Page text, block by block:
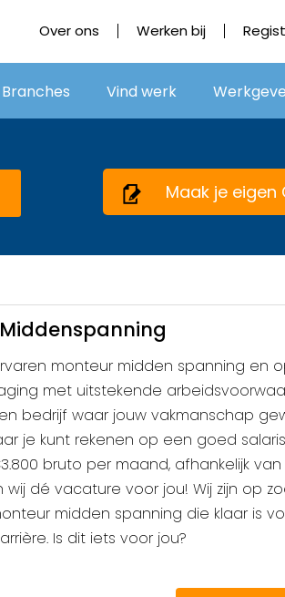
Over ons Werken bij
Branches Vind werk
Maak je eigen
monteur midden spanning en
met uitstekende
bedrijf waar jouw vakmanschap
je kunt rekenen op een goed
bruto per maand, afhankelijk
wij dé vacature voor jou! Wij zijn op
midden spanning die klaar is
Is dit iets voor jou?